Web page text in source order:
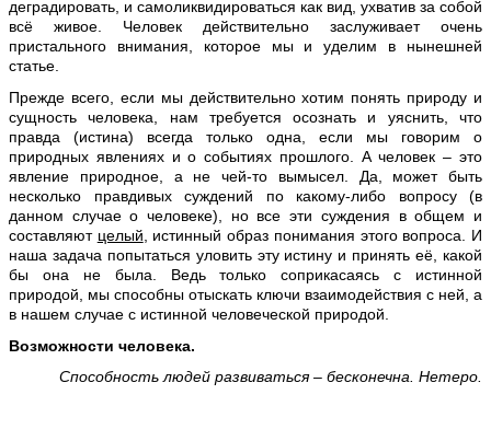
деградировать, и самоликвидироваться как вид, ухватив за собой
всё живое. Человек действительно заслуживает очень
пристального внимания, которое мы и уделим в нынешней
статье.
Прежде всего, если мы действительно хотим понять природу и
сущность человека, нам требуется осознать и уяснить, что
правда (истина) всегда только одна, если мы говорим о
природных явлениях и о событиях прошлого. А человек – это
явление природное, а не чей-то вымысел. Да, может быть
несколько правдивых суждений по какому-либо вопросу (в
данном случае о человеке), но все эти суждения в общем и
составляют целый , истинный образ понимания этого вопроса. И
наша задача попытаться уловить эту истину и принять её, какой
бы она не была. Ведь только соприкасаясь с истинной
природой, мы способны отыскать ключи взаимодействия с ней, а
в нашем случае с истинной человеческой природой.
Возможности человека.
Способность людей развиваться – бесконечна. Нетеро.